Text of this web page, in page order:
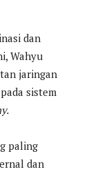
dan
Wahyu
jaringan
sistem
paling
dan